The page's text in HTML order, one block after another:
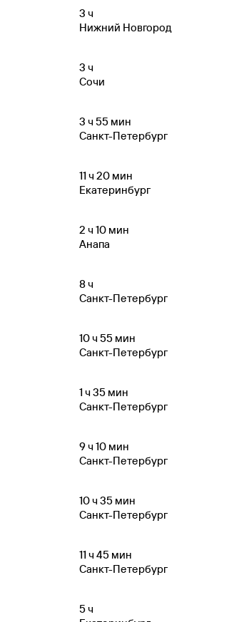
3 ч
Нижний Новгород
3 ч
Сочи
3 ч 55 мин
Санкт-Петербург
11ч 20 мин
Екатеринбург
2 ч 10 мин
Анапа
8ч
Санкт-Петербург
10ч 55 мин
Санкт-Петербург
1ч 35 мин
Санкт-Петербург
9ч 10 мин
Санкт-Петербург
10ч 35 мин
Санкт-Петербург
11ч 45 мин
Санкт-Петербург
5ч